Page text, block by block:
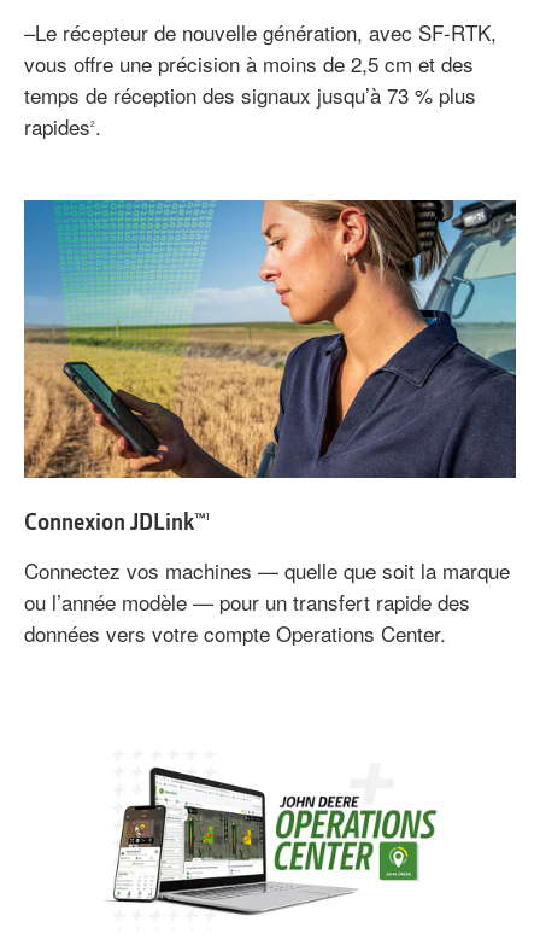
–Le récepteur de nouvelle génération, avec SF-RTK,
vous offre une précision à moins de 2,5 cm et des
temps de réception des signaux jusqu’à 73 % plus
rapides2.
Connexion JDLink™1
Connectez vos machines — quelle que soit la marque
ou l’année modèle — pour un transfert rapide des
données vers votre compte Operations Center.